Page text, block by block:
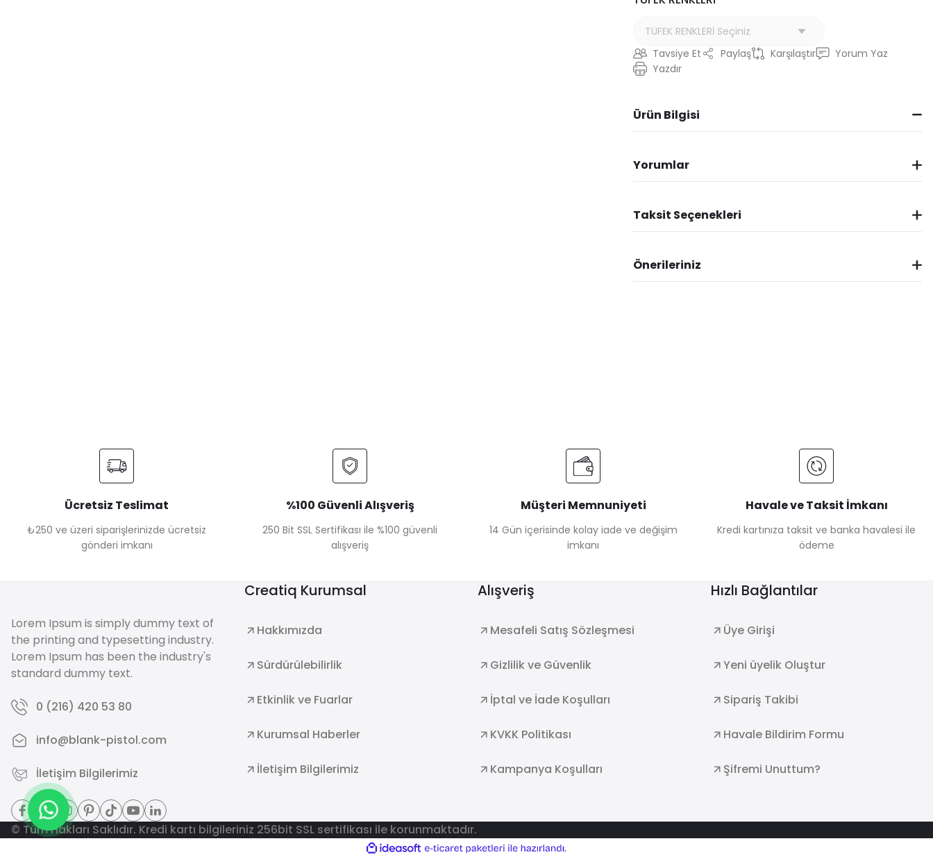
Tavsiye Et Paylaş Karşılaştır
Yorum Yaz
Yazdır
Ürün Bilgisi
Yorumlar
Taksit Seçenekleri
Önerileriniz
Ücretsiz Teslimat
₺250 ve üzeri siparişlerinizde ücretsiz
gönderi imkanı
%100 Güvenli Alışveriş
250 Bit SSL Sertifikası ile %100 güvenli
alışveriş
Müşteri Memnuniyeti
14 Gün içerisinde kolay iade ve değişim
imkanı
Havale ve Taksit İmkanı
Kredi kartınıza taksit ve banka havalesi ile
ödeme
Lorem Ipsum is simply dummy text of
the printing and typesetting industry.
Lorem Ipsum has been the industry's
standard dummy text.
0 (216) 420 53 80
info@blank-pistol.com
İletişim Bilgilerimiz
Creatiq Kurumsal
Hakkımızda
Sürdürülebilirlik
Etkinlik ve Fuarlar
Kurumsal Haberler
İletişim Bilgilerimiz
Alışveriş
Mesafeli Satış Sözleşmesi
Gizlilik ve Güvenlik
İptal ve İade Koşulları
KVKK Politikası
Kampanya Koşulları
Hızlı Bağlantılar
Üye Girişi
Yeni üyelik Oluştur
Sipariş Takibi
Havale Bildirim Formu
Şifremi Unuttum?
© Tüm Hakları Saklıdır. Kredi kartı bilgileriniz 256bit SSL sertifikası ile korunmaktadır.
ideasoft
e-